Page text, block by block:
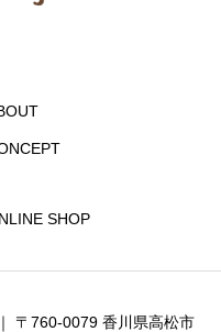
SHOP
〒760-0079 香川県高松市